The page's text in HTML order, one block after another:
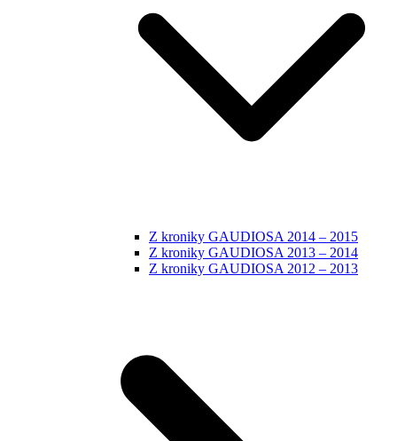
Z kroniky GAUDIOSA 2014 – 2015
Z kroniky GAUDIOSA 2013 – 2014
Z kroniky GAUDIOSA 2012 – 2013